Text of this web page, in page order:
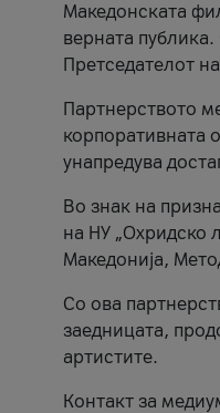
Македонската
верната
Претседателот
Партнерството
корпоративната
унапредува
Во знак на
на НУ „Охридско
Македонија,
Со ова
заедницата,
артистите.
Контакт за